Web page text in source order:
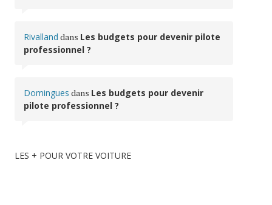
Rivalland dans Les budgets pour devenir pilote
professionnel ?
Domingues dans Les budgets pour devenir
pilote professionnel ?
LES + POUR VOTRE VOITURE